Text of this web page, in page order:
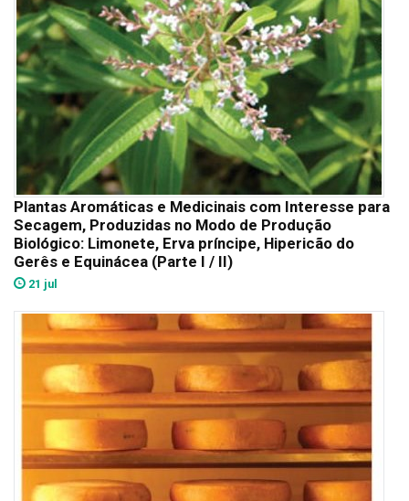
Plantas Aromáticas e Medicinais com Interesse para
Secagem, Produzidas no Modo de Produção
Biológico: Limonete, Erva príncipe, Hipericão do
Gerês e Equinácea (Parte I / II)
21 jul